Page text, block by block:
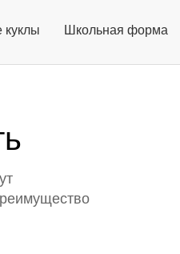
Школьная форма